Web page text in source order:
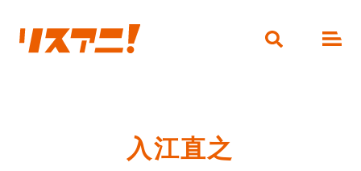
入江直之